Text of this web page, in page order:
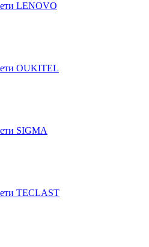
LENOVO
OUKITEL
SIGMA
TECLAST